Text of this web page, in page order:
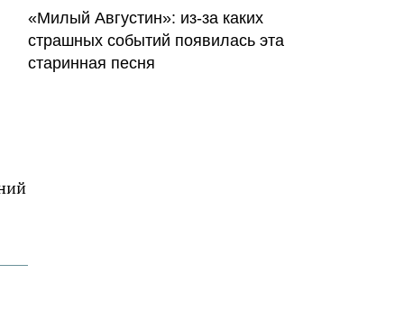
«Милый Августин»: из-за каких
страшных событий появилась эта
старинная песня